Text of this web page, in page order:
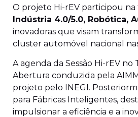
O projeto Hi-rEV participou
Indústria 4.0/5.0, Robótica,
inovadoras que visam
cluster automóvel nacional
A agenda da Sessão Hi-rEV no
Abertura conduzida pela
projeto pelo INEGI.
para Fábricas Inteligentes,
impulsionar a eficiência e a